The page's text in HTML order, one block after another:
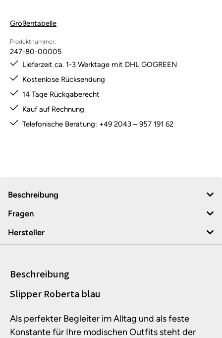
Größentabelle
Produktnummer:
247-80-00005
Lieferzeit ca. 1-3 Werktage mit DHL GOGREEN
Kostenlose Rücksendung
14 Tage Rückgaberecht
Kauf auf Rechnung
Telefonische Beratung: +49 2043 – 957 191 62
Beschreibung
Fragen
Hersteller
Beschreibung
Produktinformationen
Slipper Roberta blau
Als perfekter Begleiter im Alltag und als feste
Konstante für Ihre modischen Outfits steht der